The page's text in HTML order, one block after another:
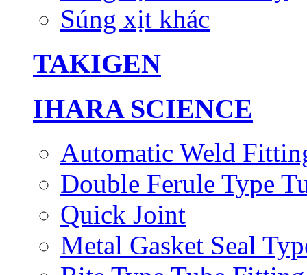
Súng xịt khác
TAKIGEN
IHARA SCIENCE
Automatic Weld
Double Ferule Type
Quick Joint
Metal Gasket Seal